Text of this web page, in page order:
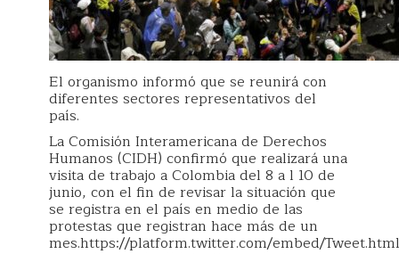
El organismo informó que se reunirá con
diferentes sectores representativos del
país.
La Comisión Interamericana de Derechos
Humanos (CIDH) confirmó que realizará una
visita de trabajo a Colombia del 8 a l 10 de
junio, con el fin de revisar la situación que
se registra en el país en medio de las
protestas que registran hace más de un
mes.https://platform.twitter.com/embed/